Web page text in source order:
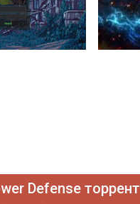
Defense торрент